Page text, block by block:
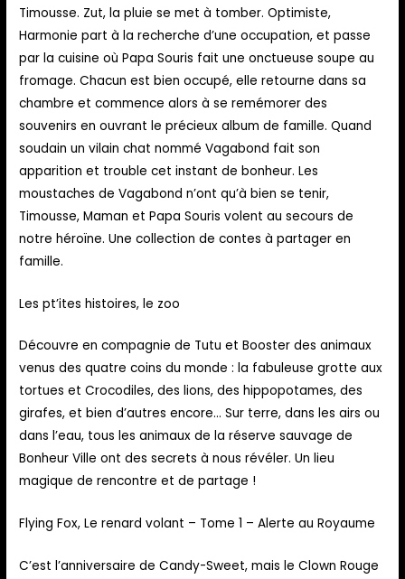
Timousse. Zut, la pluie se met à tomber. Optimiste,
Harmonie part à la recherche d’une occupation, et passe
par la cuisine où Papa Souris fait une onctueuse soupe au
fromage. Chacun est bien occupé, elle retourne dans sa
chambre et commence alors à se remémorer des
souvenirs en ouvrant le précieux album de famille. Quand
soudain un vilain chat nommé Vagabond fait son
apparition et trouble cet instant de bonheur. Les
moustaches de Vagabond n’ont qu’à bien se tenir,
Timousse, Maman et Papa Souris volent au secours de
notre héroïne. Une collection de contes à partager en
famille.
Les pt’ites histoires, le zoo
Découvre en compagnie de Tutu et Booster des animaux
venus des quatre coins du monde : la fabuleuse grotte aux
tortues et Crocodiles, des lions, des hippopotames, des
girafes, et bien d’autres encore… Sur terre, dans les airs ou
dans l’eau, tous les animaux de la réserve sauvage de
Bonheur Ville ont des secrets à nous révéler. Un lieu
magique de rencontre et de partage !
Flying Fox, Le renard volant – Tome 1 – Alerte au Royaume
C’est l’anniversaire de Candy-Sweet, mais le Clown Rouge